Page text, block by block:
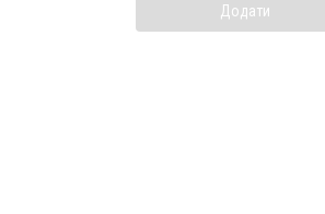
Додати